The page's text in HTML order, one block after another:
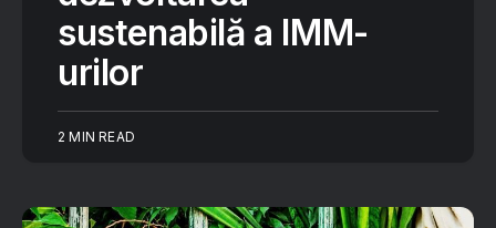
sustenabilă a IMM-
urilor
2 MIN READ